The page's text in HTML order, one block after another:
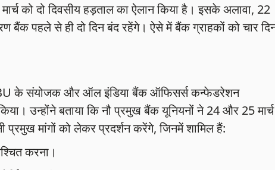
को दो दिवसीय हड़ताल का ऐलान किया है। इसके अलावा, 22
बैंक पहले से ही दो दिन बंद रहेंगे। ऐसे में बैंक ग्राहकों को चार
के संयोजक और ऑल इंडिया बैंक ऑफिसर्स कन्फेडरेशन
उन्होंने बताया कि नौ प्रमुख बैंक यूनियनों ने 24 और 25 मार्च
प्रमुख मांगों को लेकर प्रदर्शन करेंगे, जिनमें शामिल हैं:
करना।